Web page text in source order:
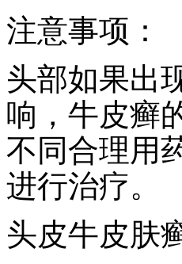
注意事项：
头部如果出
响，牛皮癣
不同合理用
进行治疗。
头皮牛皮肤